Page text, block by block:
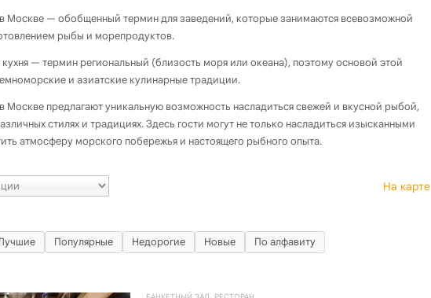
Москве — обобщенный термин для заведений, которые занимаются всевозможной
рыбы и морепродуктов.
— термин региональный (близость моря или океана), поэтому основой этой
и азиатские кулинарные традиции.
Москве предлагают уникальную возможность насладиться свежей и вкусной рыбой,
стилях и традициях. Здесь гости могут не только насладиться изысканными
атмосферу морского побережья и настоящего рыбного опыта.
На карте
Популярные Недорогие Новые По алфавиту